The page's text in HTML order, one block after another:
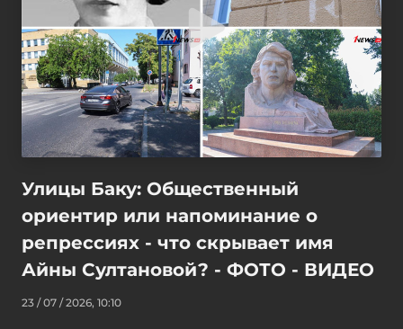
Улицы Баку: Общественный
ориентир или напоминание о
репрессиях - что скрывает имя
Айны Султановой? - ФОТО - ВИДЕО
23 / 07 / 2026, 10:10